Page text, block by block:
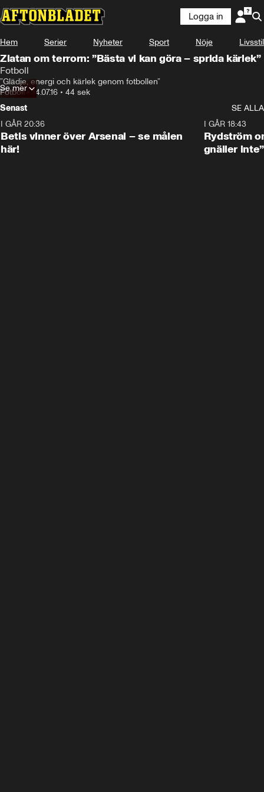
Logga in
Hem Serier Nyheter Sport Nöje Livsstil
Zlatan om terrorn: ”Bästa vi kan göra – sprida kärlek”
Fotboll
”Glädje, energi och kärlek genom fotbollen”
Fotboll•14.07.16 • 44 sek
Se mer
Senast
SE ALLA
I GÅR 20:36
Betis vinner över Arsenal – se målen
här!
I GÅR 18:43
Rydström
gnäller inte”